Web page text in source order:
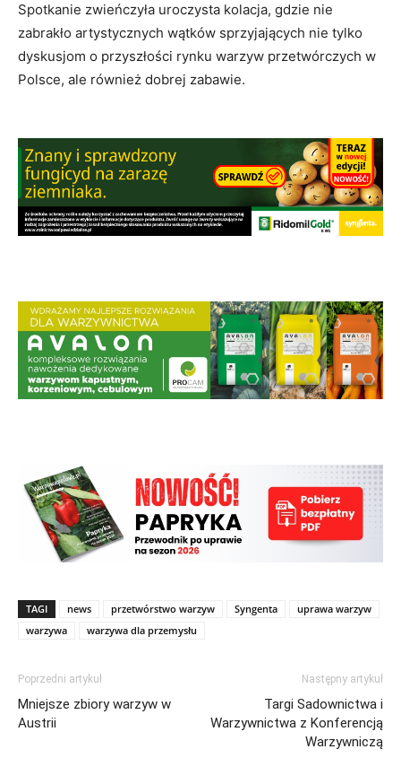
Spotkanie zwieńczyła uroczysta kolacja, gdzie nie
zabrakło artystycznych wątków sprzyjających nie tylko
dyskusjom o przyszłości rynku warzyw przetwórczych w
Polsce, ale również dobrej zabawie.
TAGI news przetwórstwo warzyw Syngenta
uprawa warzyw
warzywa
warzywa dla przemysłu
Poprzedni artykuł
Mniejsze zbiory warzyw w
Austrii
Następny artykuł
Targi Sadownictwa i
Warzywnictwa z Konferencją
Warzywniczą